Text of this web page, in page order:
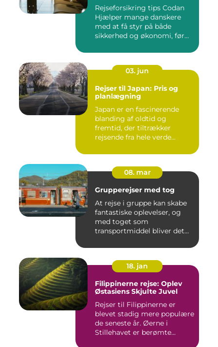
Rejseforsikring tips Codan
Hjælper mange danskere
med at få styr på både
sikkerhed og økonomi, før
03. jun
Rejser til Japan: Pris og
planlægning
Japan er en fascinerende
blanding af oldtid og
fremtid, der tiltrækker
rejsende fra hele verde...
08. mar
Grupperejser med tog
At rejse i gruppe kan skabe
fantastiske oplevelser, og
med toget som
transportmiddel bliver det
18. jan
Filippinerne rejse: Oplev
Østasiens Skjulte Juvel
Rejser til Filippinerne er
blevet stadig mere populære
de seneste år. Øerne i
Stillehavet er berømte...